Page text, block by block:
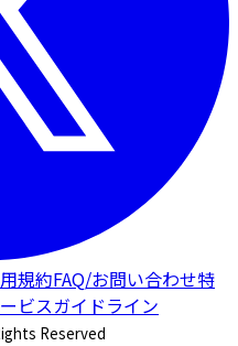
規約FAQ/お問い合わせ特
ビスガイドライン
Reserved